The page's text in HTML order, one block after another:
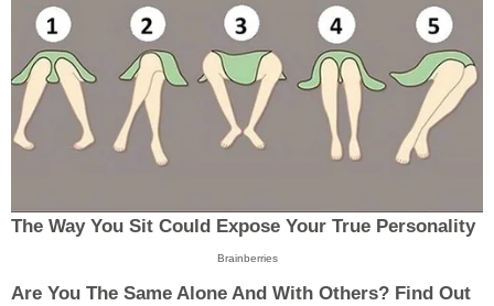
The Way You Sit Could Expose Your True Personality
Brainberries
Are You The Same Alone And With Others? Find Out